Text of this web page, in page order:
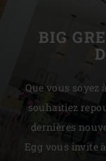
BIG
Que vous soyez
souhaitiez
dernières
Egg vous invite